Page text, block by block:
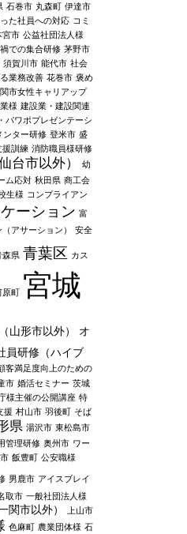
石巻市 丸森町 伊達市
た社員への対応 コミ
宮市 公益社団法人様
での集合研修 茅野市
須賀川市 能代市 社会
業務改善 花巻市 褒め
市女性キャリアップ
様 建設業・建設関連
パワポプレゼンテーシ
ンター研修 登米市 盛
援訓練 消防職員様研修
台市以外）
幼
ム応対 秋田県 商工会
生様 コンプライアン
ーション 富
アサーション） 安全
森県 青葉区 カス
原町 宮城
山形市以外）
オ
員研修（ハイブ
客満足度向上のための
市 婚活セミナー 茨城
様主催の公開講座 特
援 村山市 羽後町 そば
県 湯沢市 東松島市
管理研修 奥州市 ワー
飯豊町 公安職様
男鹿市 アイスブレイ
取市 一般社団法人様
関市以外）
上山市
色麻町 農業団体様 石